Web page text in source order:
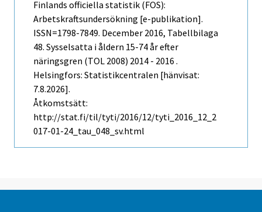
Finlands officiella statistik (FOS):
Arbetskraftsundersökning [e-publikation].
ISSN=1798-7849. December 2016, Tabellbilaga
48. Sysselsatta i åldern 15-74 år efter
näringsgren (TOL 2008) 2014 - 2016 .
Helsingfors: Statistikcentralen [hänvisat:
7.8.2026].
Åtkomstsätt:
http://stat.fi/til/tyti/2016/12/tyti_2016_12_2
017-01-24_tau_048_sv.html